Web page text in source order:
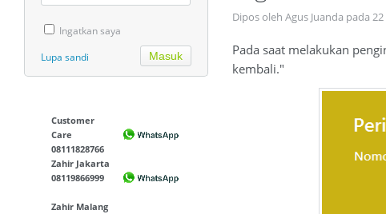
Ingatkan saya
Lupa sandi
Customer
Care
08111828766
Zahir Jakarta
08119866999
Zahir Malang
Dipos oleh Agus Juanda pada
Pada saat melakukan
kembali."